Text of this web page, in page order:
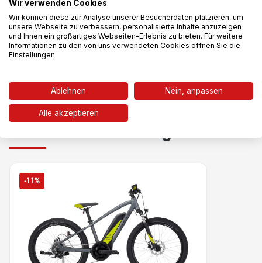
abgegeben -
Schreiben Sie als Erste eine Bewertung zu diesem Produkt
-11%
Wir verwenden Cookies
Wir können diese zur Analyse unserer Besucherdaten platzieren, um
unsere Webseite zu verbessern, personalisierte Inhalte anzuzeigen
und Ihnen ein großartiges Webseiten-Erlebnis zu bieten. Für weitere
Informationen zu den von uns verwendeten Cookies öffnen Sie die
Einstellungen.
Ablehnen Nein, anpassen
Alle akzeptieren